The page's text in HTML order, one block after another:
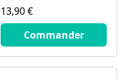
13,90 €
13.9
€Commander